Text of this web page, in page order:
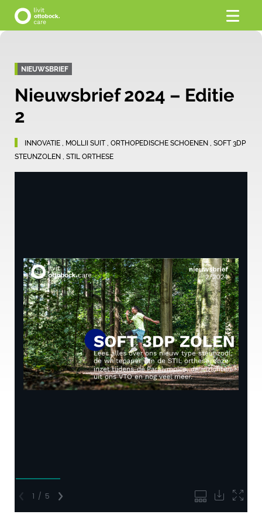
NIEUWSBRIEF
Nieuwsbrief 2024 – Editie
2
INNOVATIE MOLLII SUIT ORTHOPEDISCHE SCHOENEN SOFT 3DP
STEUNZOLEN STIL ORTHESE